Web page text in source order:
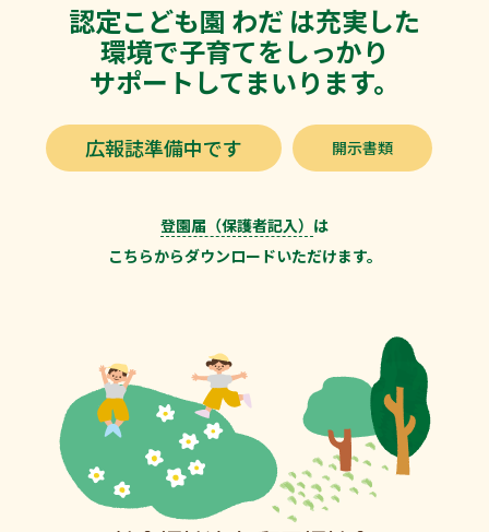
認定こども園 わだ は充実した
環境で子育てをしっかり
サポートしてまいります。
広報誌準備中です 開示書類
登園届（保護者記入） は
こちらからダウンロードいただけます。